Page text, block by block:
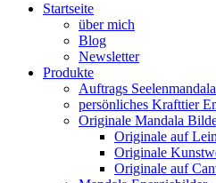
Startseite
über mich
Blog
Newsletter
Produkte
Auftrags
persönliches Krafttier
Originale Mandala
Originale auf
Originale
Originale auf